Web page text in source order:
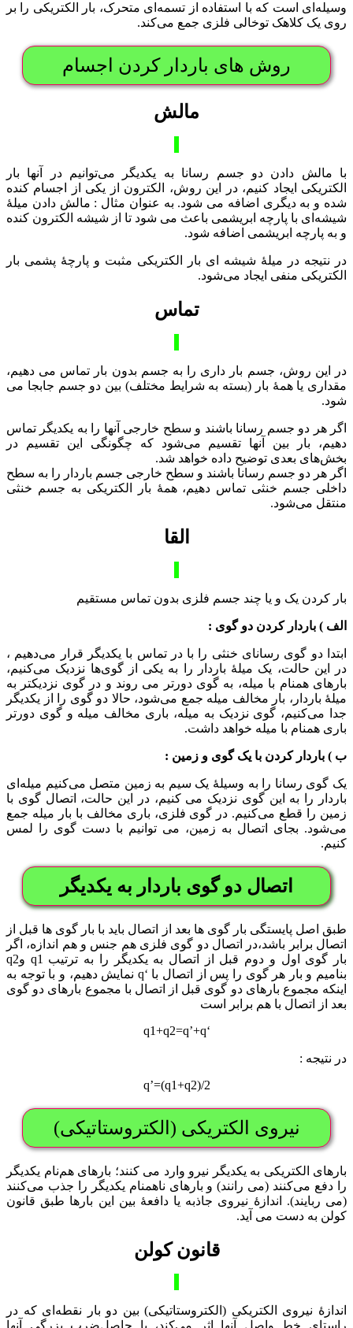
وسیله‌ای است که با استفاده از تسمه‌ای متحرک، بار الکتریکی را بر
روی یک کلاهک توخالی فلزی جمع می‌کند.
روش های باردار کردن اجسام
مالش
با مالش دادن دو جسم رسانا به یکدیگر می‌توانیم در آنها بار
الکتریکی ایجاد کنیم، در این روش، الکترون از یکی از اجسام کنده
شده و به دیگری اضافه می شود. به عنوان مثال : مالش دادن میلۀ
شیشه‌ای با پارچه ابریشمی باعث می شود تا از شیشه الکترون کنده
و به پارچه ابریشمی اضافه شود.
در نتیجه در میلۀ شیشه‌ ای بار الکتریکی مثبت و پارچۀ پشمی بار
الکتریکی منفی ایجاد می‌شود.
تماس
در این روش، جسم بار داری را به جسم بدون بار تماس می دهیم،
مقداری یا همۀ بار (بسته به شرایط مختلف) بین دو جسم جابجا می
شود.
اگر هر دو جسم رسانا باشند و سطح خارجی آنها را به یکدیگر تماس
دهیم، بار بین آنها تقسیم می‌شود که چگونگی این تقسیم در
بخش‌های بعدی توضیح داده خواهد شد.
اگر هر دو جسم رسانا باشند و سطح خارجی جسم باردار را به سطح
داخلی جسم خنثی تماس دهیم، همۀ بار الکتریکی به جسم خنثی
منتقل می‌شود.
القا
بار کردن یک و یا چند جسم فلزی بدون تماس مستقیم
الف ) باردار کردن دو گوی :
ابتدا دو گوی رسانای خنثی را با در تماس با یکدیگر قرار می‌دهیم ،
در این حالت، یک میلۀ باردار را به یکی از گوی‌ها نزدیک می‌کنیم،
بارهای همنام با میله، به گوی دورتر می روند و در گوی نزدیکتر به
میلۀ باردار، بار مخالف میله جمع می‌شود، حالا دو گوی را از یکدیگر
جدا می‌کنیم، گوی نزدیک به میله، باری مخالف میله و گوی دورتر
باری همنام با میله خواهد داشت.
ب ) باردار کردن با یک گوی و زمین :
یک گوی رسانا را به وسیلۀ یک سیم به زمین متصل می‌کنیم میله‌ای
باردار را به این گوی نزدیک می کنیم، در این حالت، اتصال گوی با
زمین را قطع می‌کنیم. در گوی فلزی، باری مخالف با بار میله جمع
می‌شود. بجای اتصال به زمین، می توانیم با دست گوی را لمس
کنیم.
اتصال دو گوی باردار به یکدیگر
طبق اصل پایستگی بار گوی ها بعد از اتصال باید با بار گوی ها قبل از
اتصال برابر باشد،در اتصال دو گوی فلزی هم جنس و هم اندازه، اگر
بار گوی اول و دوم قبل از اتصال به یکدیگر را به ترتیب q1 وq2
بنامیم و بار هر گوی را پس از اتصال با ‘q نمایش دهیم، و با توجه به
اینکه مجموع بارهای دو گوی قبل از اتصال با مجموع بارهای دو گوی
بعد از اتصال با هم برابر است
‘q1+q2=q’+q
در نتیجه :
q’=(q1+q2)/2
نیروی الکتریکی (الکتروستاتیکی)
بارهای الکتریکی به یکدیگر نیرو وارد می کنند؛ بارهای هم‌نام یکدیگر
را دفع می‌کنند (می رانند) و بارهای ناهمنام یکدیگر را جذب می‌کنند
(می ربایند). اندازۀ نیروی جاذبه یا دافعۀ بین این بارها طبق قانون
کولن به دست می آید.
قانون کولن
اندازۀ نیروی الکتریکی (الکتروستاتیکی) بین دو بار نقطه‌ای که در